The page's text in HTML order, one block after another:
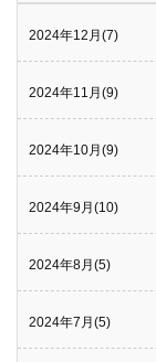
2024年12月(7)
2024年11月(9)
2024年10月(9)
2024年9月(10)
2024年8月(5)
2024年7月(5)